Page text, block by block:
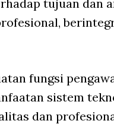
tujuan dan
fungsi
sistem
dan